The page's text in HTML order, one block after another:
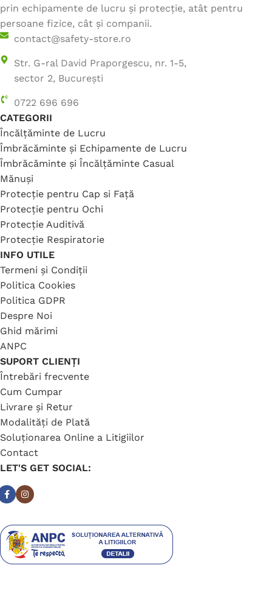
prin echipamente de lucru și protecție, atât pentru
persoane fizice, cât și companii.
contact@safety-store.ro
Str. G-ral David Praporgescu, nr. 1-5,
sector 2, București
0722 696 696
CATEGORII
Încălțăminte de Lucru
Îmbrăcăminte și Echipamente de Lucru
Îmbrăcăminte și Încălțăminte Casual
Mănuși
Protecție pentru Cap si Față
Protecție pentru Ochi
Protecție Auditivă
Protecție Respiratorie
INFO UTILE
Termeni și Condiții
Politica Cookies
Politica GDPR
Despre Noi
Ghid mărimi
ANPC
SUPORT CLIENȚI
Întrebări frecvente
Cum Cumpar
Livrare și Retur
Modalități de Plată
Soluționarea Online a Litigiilor
Contact
LET'S GET SOCIAL: